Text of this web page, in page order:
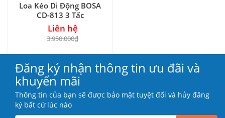
Loa Kéo Di Động BOSA
CD-813 3 Tấc
Liên hệ
3.950.000₫
Đăng ký nhận thông tin ưu đãi và
khuyến mãi
Thông tin của bạn sẽ được bảo mật tuyệt đối và hủy đăng
ký bất cứ lúc nào